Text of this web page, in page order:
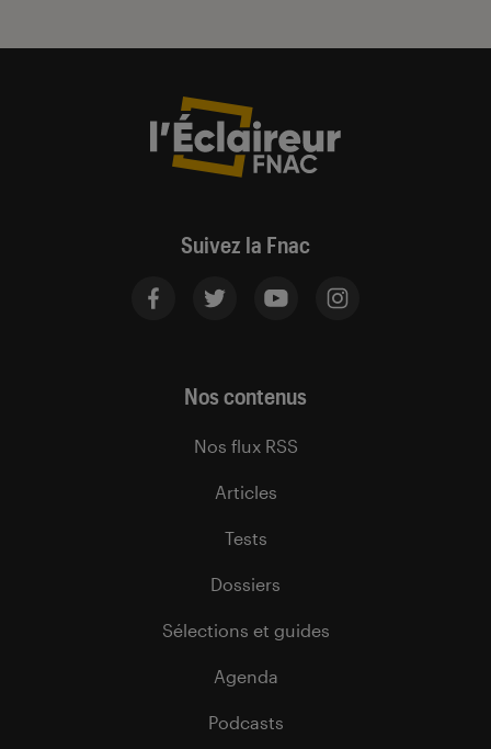
Suivez la Fnac
Nos contenus
Nos flux RSS
Articles
Tests
Dossiers
Sélections et guides
Agenda
Podcasts